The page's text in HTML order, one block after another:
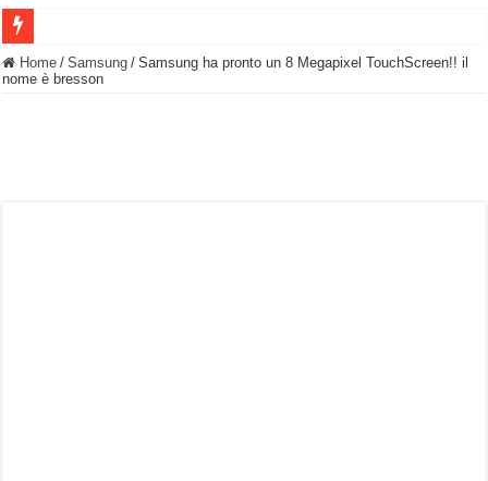
BASTA FATICARE! Questo robot tagliaerba lo appoggi e fa tutto lui! (Senza
Home / Samsung / Samsung ha pronto un 8 Megapixel TouchScreen!! il
nome è bresson